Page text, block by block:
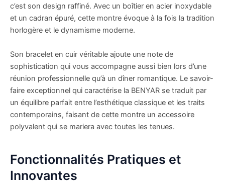
c’est son design raffiné. Avec un boîtier en acier inoxydable
et un cadran épuré, cette montre évoque à la fois la tradition
horlogère et le dynamisme moderne.
Son bracelet en cuir véritable ajoute une note de
sophistication qui vous accompagne aussi bien lors d’une
réunion professionnelle qu’à un dîner romantique. Le savoir-
faire exceptionnel qui caractérise la BENYAR se traduit par
un équilibre parfait entre l’esthétique classique et les traits
contemporains, faisant de cette montre un accessoire
polyvalent qui se mariera avec toutes les tenues.
Fonctionnalités Pratiques et
Innovantes